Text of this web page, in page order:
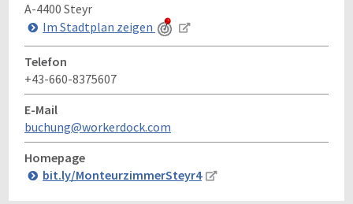
A-4400 Steyr
Im Stadtplan zeigen
Telefon
+43-660-8375607
E-Mail
buchung@workerdock.com
Homepage
bit.ly/MonteurzimmerSteyr4